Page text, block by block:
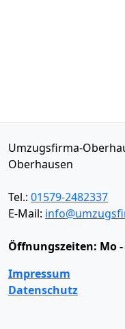
Umzugsfirma-
Oberhausen
Tel.: 01579-2482337
E-Mail:
Öffnungszeiten: Mo
Impressum
Datenschutz